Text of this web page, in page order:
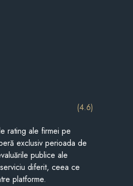
(4.6)
rating ale firmei pe
exclusiv perioada de
publice ale
diferit, ceea ce
platforme.